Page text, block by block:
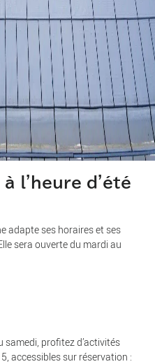
à l'heure d'été
adapte ses horaires et ses
sera ouverte du mardi au
samedi, profitez d’activités
accessibles sur réservation :